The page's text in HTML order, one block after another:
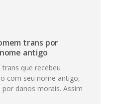
trans por
antigo
que recebeu
com seu nome antigo,
danos morais. Assim